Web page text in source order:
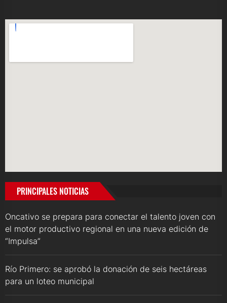
PRINCIPALES NOTICIAS
Oncativo se prepara para conectar el talento joven con
el motor productivo regional en una nueva edición de
“Impulsa”
Río Primero: se aprobó la donación de seis hectáreas
para un loteo municipal